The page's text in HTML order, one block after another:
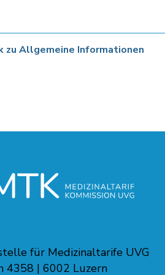
zu Allgemeine Informationen
für Medizinaltarife UVG
4358 | 6002 Luzern